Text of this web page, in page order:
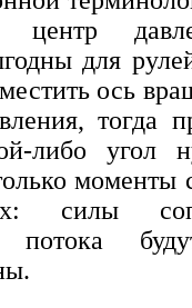
центр
для
ось
тогда
либо угол
моменты
силы
потока